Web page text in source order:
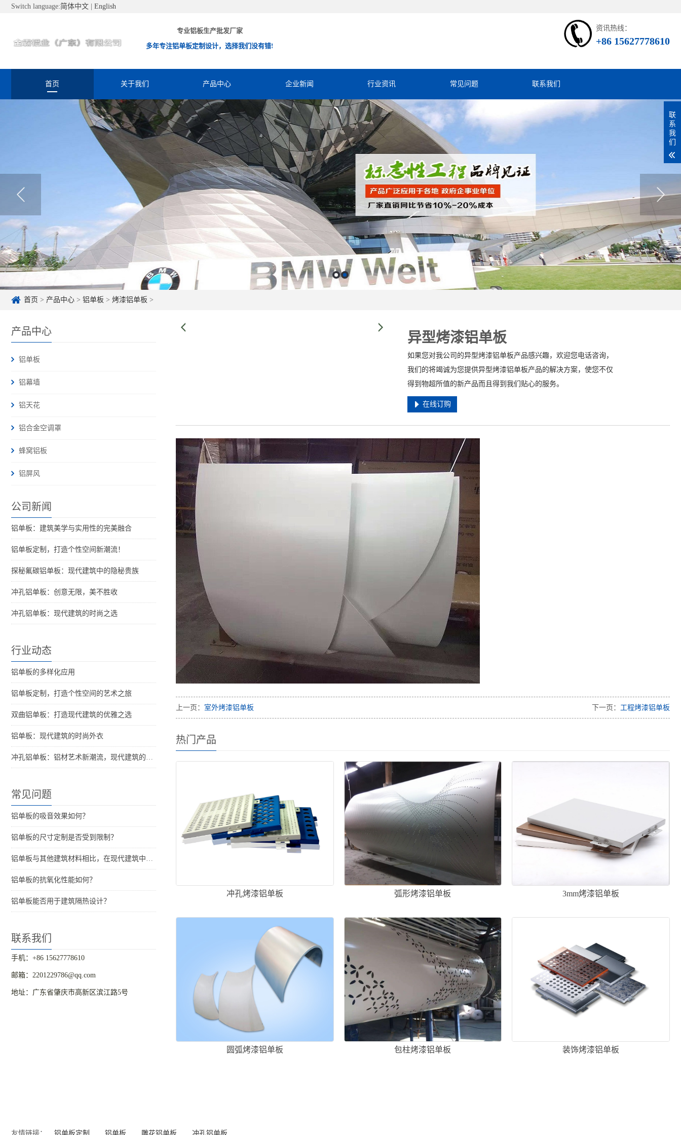
Switch language:简体中文 English
专业铝板生产批发厂家
多年专注铝单板定制设计，选择我们没有错!
资讯热线：
+86 15627778610
首页 关于我们 产品中心 企业新闻 行业资讯 常见问题 联系我们
首页 > 产品中心 > 铝单板 > 烤漆铝单板 >
产品中心
铝单板
铝幕墙
铝天花
铝合金空调罩
蜂窝铝板
铝屏风
公司新闻
铝单板：建筑美学与实用性的完美融合
铝单板定制，打造个性空间新潮流！
探秘氟碳铝单板：现代建筑中的隐秘贵族
冲孔铝单板：创意无限，美不胜收
冲孔铝单板：现代建筑的时尚之选
行业动态
铝单板的多样化应用
铝单板定制，打造个性空间的艺术之旅
双曲铝单板：打造现代建筑的优雅之选
铝单板：现代建筑的时尚外衣
冲孔铝单板：铝材艺术新潮流，现代建筑的点睛之笔？
常见问题
铝单板的吸音效果如何？
铝单板的尺寸定制是否受到限制？
铝单板与其他建筑材料相比，在现代建筑中的优势是什么？
铝单板的抗氧化性能如何？
铝单板能否用于建筑隔热设计？
联系我们
手机：+86 15627778610
邮箱：2201229786@qq.com
地址：广东省肇庆市高新区滨江路5号
异型烤漆铝单板
如果您对我公司的异型烤漆铝单板产品感兴趣，欢迎您电话咨询，
我们的将竭诚为您提供异型烤漆铝单板产品的解决方案，使您不仅
得到物超所值的新产品而且得到我们贴心的服务。
在线订购
上一页： 室外烤漆铝单板 下一页： 工程烤漆铝单板
热门产品
冲孔烤漆铝单板 弧形烤漆铝单板 3mm烤漆铝单板
圆弧烤漆铝单板 包柱烤漆铝单板 装饰烤漆铝单板
友情链接： 铝单板定制 铝单板 雕花铝单板 冲孔铝单板
联
系
我
们